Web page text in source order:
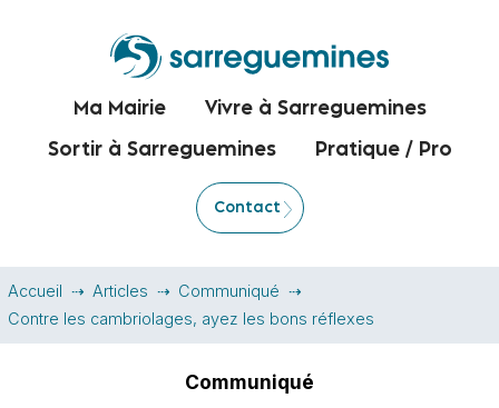
Ma Mairie Vivre à Sarreguemines
Sortir à Sarreguemines Pratique / Pro
Contact
Accueil Articles
Communiqué
Contre les cambriolages, ayez les bons réflexes
Communiqué